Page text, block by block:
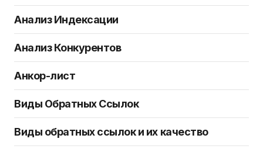
Анализ Индексации
Анализ Конкурентов
Анкор-лист
Виды Обратных Ссылок
Виды обратных ссылок и их качество